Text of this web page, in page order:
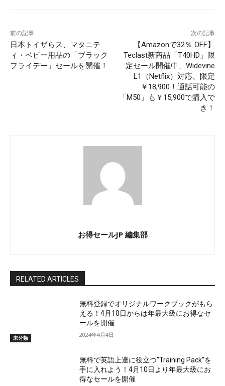
前の記事
日本トイザらス、マタニテ
ィ・ベビー用品の「ブラック
フライデー」セールを開催！
次の記事
【Amazonで32％ OFF】
Teclast新商品「T40HD」限
定セール開催中、Widevine
L1（Netflix）対応、限定
￥18,900！通話可能の
「M50」も￥15,900で購入で
き！
お得セールJP 編集部
RELATED ARTICLES
未分類
無料登録でオリジナルワークブックがもら
える！4月10日からは年最大級にお得なセ
ールを開催
2024年4月4日
無料で英語上達に役立つ”Training Pack”を
手に入れよう！4月10日より年最大級にお
得なセールを開催